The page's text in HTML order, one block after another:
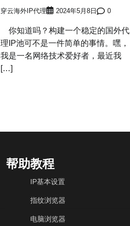
穿云海外IP代理 2024年5月8日 0
你知道吗？构建一个稳定的国外代
理IP池可不是一件简单的事情。嘿，
我是一名网络技术爱好者，最近我
[…]
帮助教程
IP基本设置
指纹浏览器
电脑浏览器